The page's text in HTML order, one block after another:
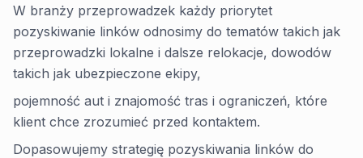
W branży przeprowadzek każdy priorytet
pozyskiwanie linków odnosimy do tematów takich jak
przeprowadzki lokalne i dalsze relokacje, dowodów
takich jak ubezpieczone ekipy,
pojemność aut i znajomość tras i ograniczeń, które
klient chce zrozumieć przed kontaktem.
Dopasowujemy strategię pozyskiwania linków do